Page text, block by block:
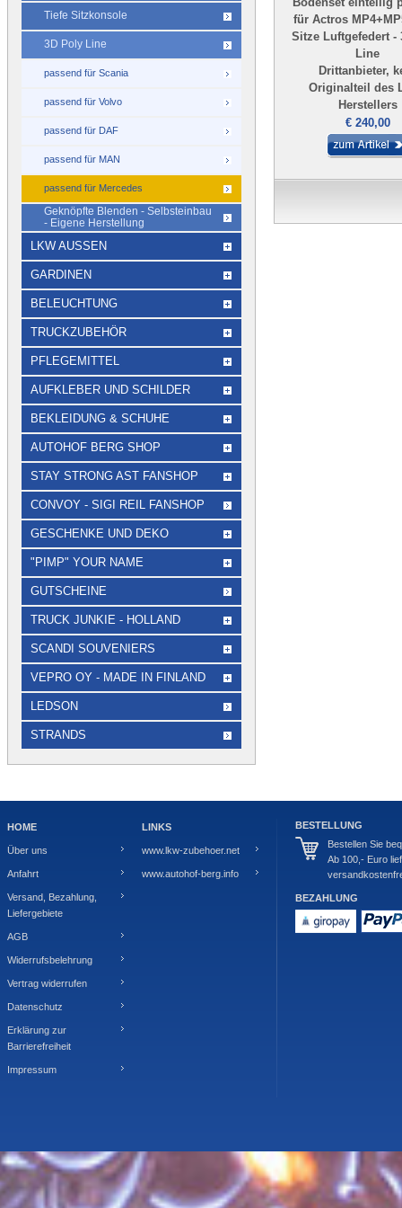
für Actros
Sitze Luftgefedert -
Line
Drittanbieter,
Originalteil des
Herstellers
€ 240,00
Tiefe Sitzkonsole
3D Poly Line
passend für Scania
passend für Volvo
passend für DAF
passend für MAN
passend für Mercedes
Geknöpfte Blenden - Selbsteinbau
- Eigene Herstellung
LKW AUSSEN
GARDINEN
BELEUCHTUNG
TRUCKZUBEHÖR
PFLEGEMITTEL
AUFKLEBER UND SCHILDER
BEKLEIDUNG & SCHUHE
AUTOHOF BERG SHOP
STAY STRONG AST FANSHOP
CONVOY - SIGI REIL FANSHOP
GESCHENKE UND DEKO
"PIMP" YOUR NAME
GUTSCHEINE
TRUCK JUNKIE - HOLLAND
SCANDI SOUVENIERS
VEPRO OY - MADE IN FINLAND
LEDSON
STRANDS
HOME
Über uns
Anfahrt
Versand, Bezahlung,
Liefergebiete
AGB
Widerrufsbelehrung
Vertrag widerrufen
Datenschutz
Erklärung zur
Barrierefreiheit
Impressum
LINKS
www.lkw-zubehoer.net
www.autohof-berg.info
BESTELLUNG
Bestellen Sie
Ab 100,- Euro
BEZAHLUNG